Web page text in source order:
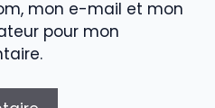
mon e-mail et mon
pour mon